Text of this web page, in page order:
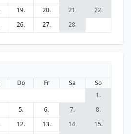
19. 20. 21.
22.
26. 27. 28.
Do Fr Sa
So
1.
5. 6. 7.
8.
12. 13. 14.
15.